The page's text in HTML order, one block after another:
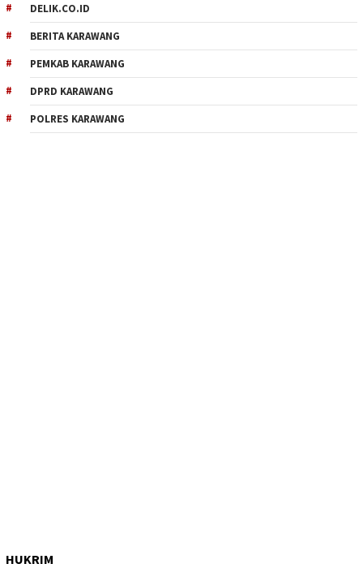
DELIK.CO.ID
BERITA KARAWANG
PEMKAB KARAWANG
DPRD KARAWANG
POLRES KARAWANG
HUKRIM